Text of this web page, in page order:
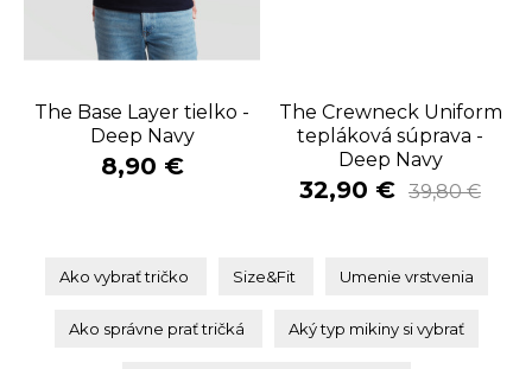
The Base Layer tielko -
Deep Navy
8,90 €
The Crewneck Uniform
tepláková súprava -
Deep Navy
32,90 € 39,80 €
Ako vybrať tričko Size&Fit Umenie vrstvenia
Ako správne prať tričká Aký typ mikiny si vybrať